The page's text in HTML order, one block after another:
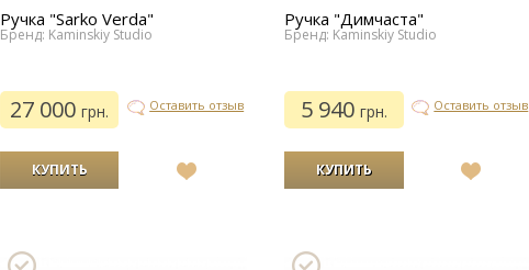
Ручка "Sarko Verda"
Бренд: Kaminskiy Studio
27 000грн. Оставить отзыв
Ручка "Димчаста"
Бренд: Kaminskiy Studio
5 940 грн. Оставить отзыв